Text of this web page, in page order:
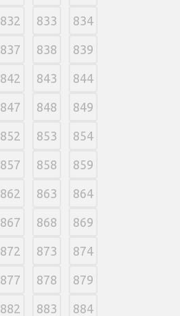
832 833 834
837 838 839
842 843 844
847 848 849
852 853 854
857 858 859
862 863 864
867 868 869
872 873 874
877 878 879
882 883 884